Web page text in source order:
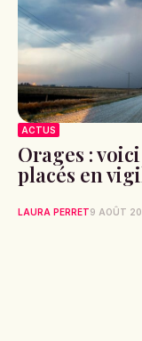
ACTUS
Orages :
placés en
LAURA PERRET9 AOÛT